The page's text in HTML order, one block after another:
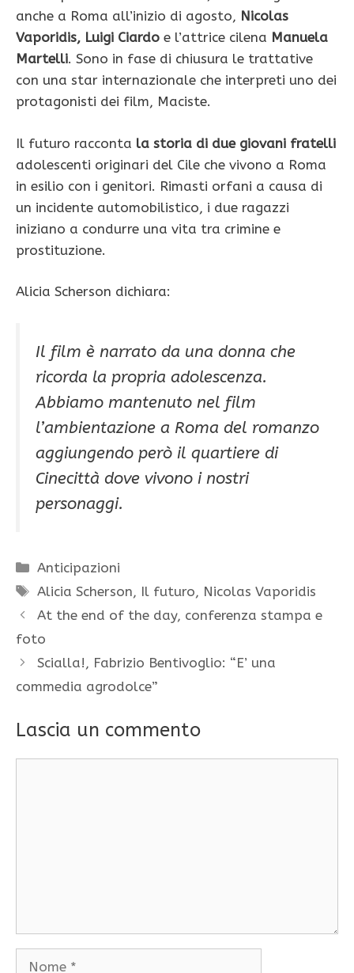
anche a Roma all’inizio di agosto, Nicolas
Vaporidis, Luigi Ciardo e l’attrice cilena Manuela
Martelli. Sono in fase di chiusura le trattative
con una star internazionale che interpreti uno dei
protagonisti dei film, Maciste.
Il futuro racconta la storia di due giovani fratelli
adolescenti originari del Cile che vivono a Roma
in esilio con i genitori. Rimasti orfani a causa di
un incidente automobilistico, i due ragazzi
iniziano a condurre una vita tra crimine e
prostituzione.
Alicia Scherson dichiara:
Il film è narrato da una donna che
ricorda la propria adolescenza.
Abbiamo mantenuto nel film
l’ambientazione a Roma del romanzo
aggiungendo però il quartiere di
Cinecittà dove vivono i nostri
personaggi.
Categorie
Anticipazioni
Tag
Alicia Scherson, Il futuro, Nicolas Vaporidis
At the end of the day, conferenza stampa e
foto
Scialla!, Fabrizio Bentivoglio: “E’ una
commedia agrodolce”
Lascia un commento